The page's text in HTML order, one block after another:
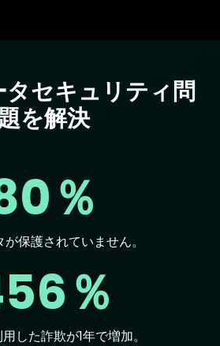
セキュリティ問
を解決
％
保護されていません。
％
した詐欺が1年で増加。